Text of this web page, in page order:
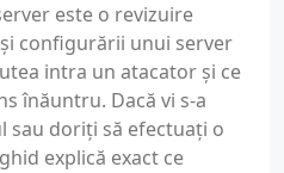
este o revizuire
configurării unui server
intra un atacator și ce
înăuntru. Dacă vi s-a
sau doriți să efectuați o
explică exact ce